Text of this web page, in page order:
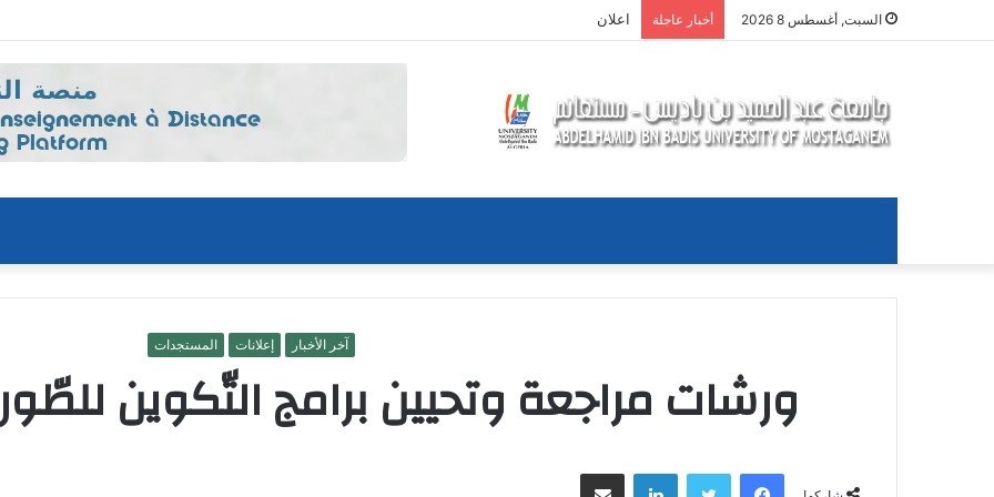
السبت, أغسطس 8 2026 أخبار عاجلة ندوة دكتورالية حول التحرير النهائي لرسالة الدكتوراه منهجيات؛عقبات؛حلول
آخر الأخبار إعلانات المستجدات
ورشات مراجعة وتحيين برامج التّكوين
فيسبوك تويتر لينكدإن مشاركة عبر البريد